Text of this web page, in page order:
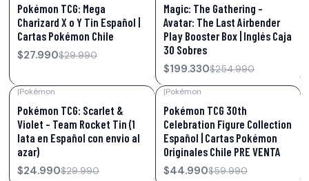
Pokémon TCG: Mega
Charizard X o Y Tin Español |
Cartas Pokémon Chile
$27.990$29.990
Magic: The Gathering –
Avatar: The Last Airbender
Play Booster Box | Inglés Caja
30 Sobres
$199.330$254.990
|Pokémon
Pokémon TCG: Scarlet &
Violet – Team Rocket Tin (1
lata en Español con envio al
azar)
$24.990$29.990
|Pokémon
Pokémon TCG 30th
Celebration Figure Collection
Español | Cartas Pokémon
Originales Chile PRE VENTA
$44.990$59.990